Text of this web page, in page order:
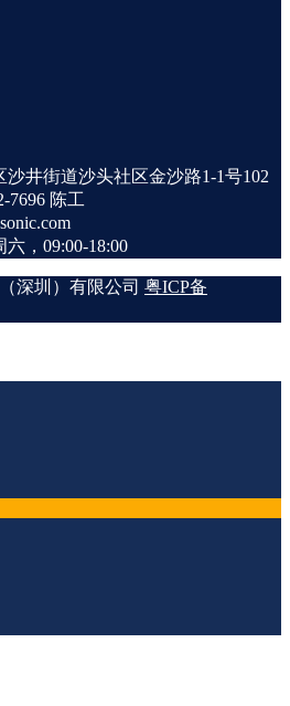
井街道沙头社区金沙路1-1号102
7696 陈工
，09:00-18:00
深圳）有限公司 粤ICP备